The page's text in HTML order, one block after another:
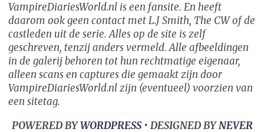
VampireDiariesWorld.nl is een fansite. En heeft
daarom ook geen contact met L.J Smith, The CW of de
castleden uit de serie. Alles op de site is zelf
geschreven, tenzij anders vermeld. Alle afbeeldingen
in de galerij behoren tot hun rechtmatige eigenaar,
alleen scans en captures die gemaakt zijn door
VampireDiariesWorld.nl zijn (eventueel) voorzien van
een sitetag.
POWERED BYWORDPRESS• DESIGNED BYNEVER